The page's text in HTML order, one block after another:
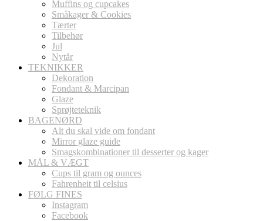
Muffins og cupcakes
Småkager & Cookies
Tærter
Tilbehør
Jul
Nytår
TEKNIKKER
Dekoration
Fondant & Marcipan
Glaze
Sprøjteteknik
BAGENØRD
Alt du skal vide om fondant
Mirror glaze guide
Smagskombinationer til desserter og kager
MÅL & VÆGT
Cups til gram og ounces
Fahrenheit til celsius
FØLG FINES
Instagram
Facebook